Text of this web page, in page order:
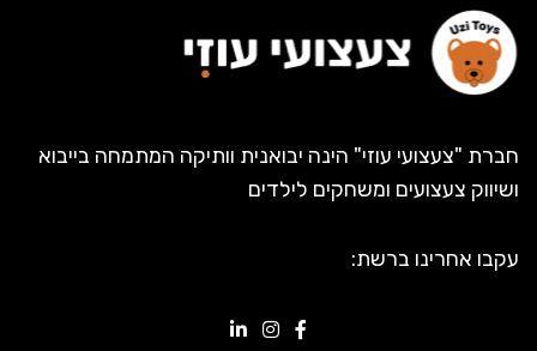
חברת "צעצועי עוזי" הינה יבואנית וותיקה המתמחה בייבוא
ושיווק צעצועים ומשחקים לילדים
עקבו אחרינו ברשת: